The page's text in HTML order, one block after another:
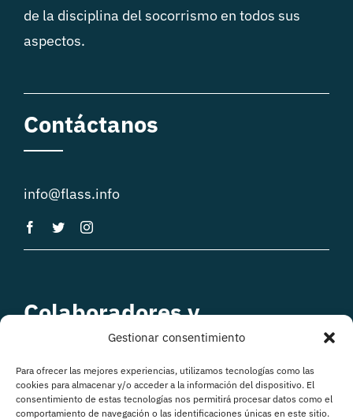
Gestionar consentimiento
Para ofrecer las mejores experiencias, utilizamos tecnologías como las
cookies para almacenar y/o acceder a la información del dispositivo. El
consentimiento de estas tecnologías nos permitirá procesar datos como el
comportamiento de navegación o las identificaciones únicas en este sitio.
de la disciplina del socorrismo en todos sus
aspectos.
Contáctanos
info@flass.info
Colaboradores y
patrocinadores